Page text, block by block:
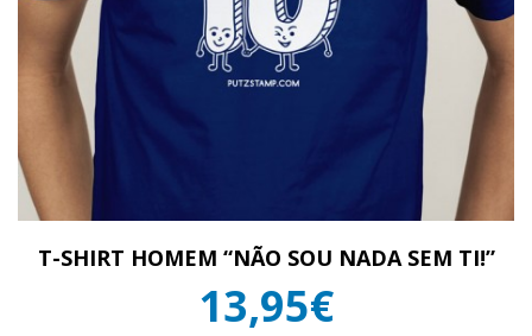
T-SHIRT HOMEM “NÃO SOU NADA SEM TI!”
13,95€